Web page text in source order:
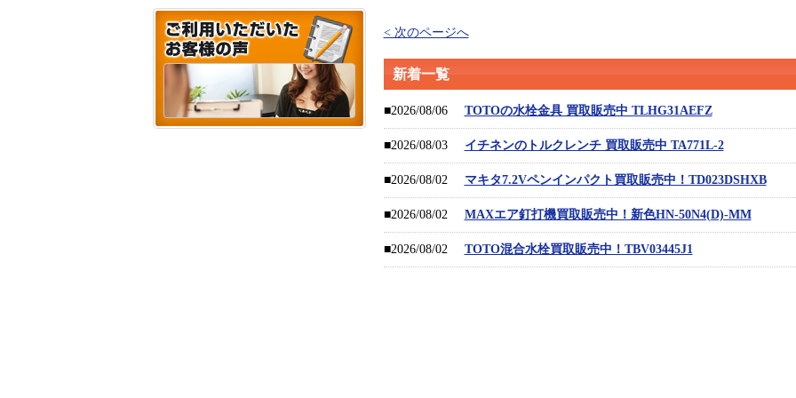
< 次のページへ
新着一覧
■2026/08/06 TOTOの水栓金具 買取販売中 TLHG31AEFZ
■2026/08/03 イチネンのトルクレンチ 買取販売中 TA771L-2
■2026/08/02 マキタ7.2Vペンインパクト買取販売中！TD023DSHXB
■2026/08/02 MAXエア釘打機買取販売中！新色HN-50N4(D)-MM
■2026/08/02 TOTO混合水栓買取販売中！TBV03445J1